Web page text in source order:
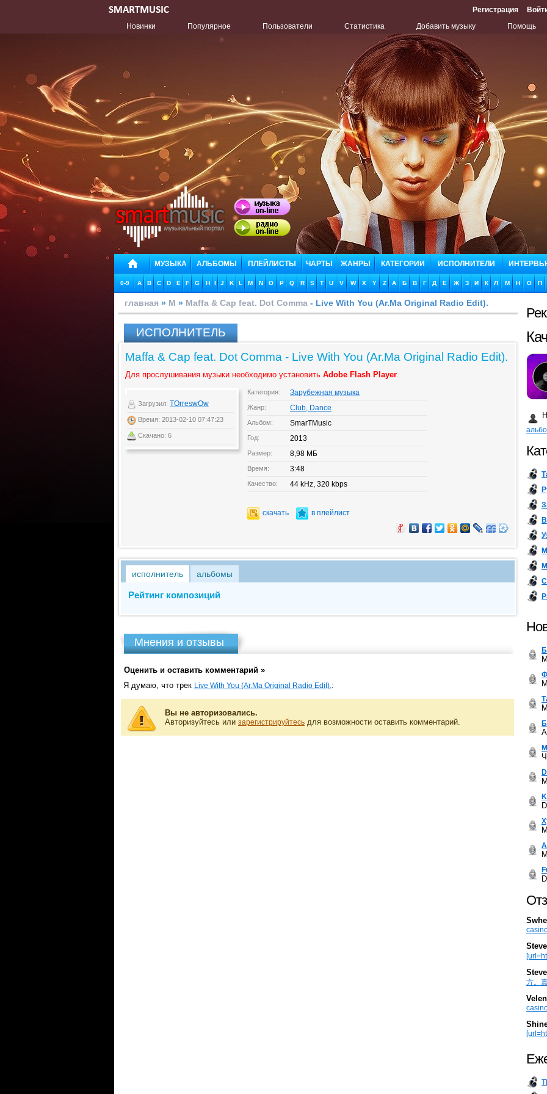
Регистрация
Новинки
Популярное Пользователи Статистика Добавить музыку Помощь
МУЗЫКА АЛЬБОМЫ ПЛЕЙЛИСТЫ ЧАРТЫ ЖАНРЫ КАТЕГОРИИ ИСПОЛНИТЕЛИ
0-9 A B C D E F G H I J K L M N O P Q R S T U V W X Y Z А Б В Г Д Е Ж З И К Л М Н О П
главная » M » Maffa & Cap feat. Dot Comma - Live With You (Ar.Ma Original Radio Edit).
ИСПОЛНИТЕЛЬ
Maffa & Cap feat. Dot Comma - Live With You (Ar.Ma Original Radio Edit).
Для прослушивания музыки необходимо установить Adobe Flash Player.
Загрузил: TOrreswOw
Время: 2013-02-10 07:47:23
Скачано: 6
Категория: Зарубежная музыка
Жанр: Club, Dance
Альбом: SmarTMusic
Год: 2013
Размер: 8,98 МБ
Время: 3:48
Качество: 44 kHz, 320 kbps
скачать в плейлист
исполнитель альбомы
Рейтинг композиций
Мнения и отзывы
Оценить и оставить комментарий »
Я думаю, что трек Live With You (Ar.Ma Original Radio Edit).:
Вы не авторизовались.
Авторизуйтесь или зарегистрируйтесь для возможности оставить комментарий.
方。